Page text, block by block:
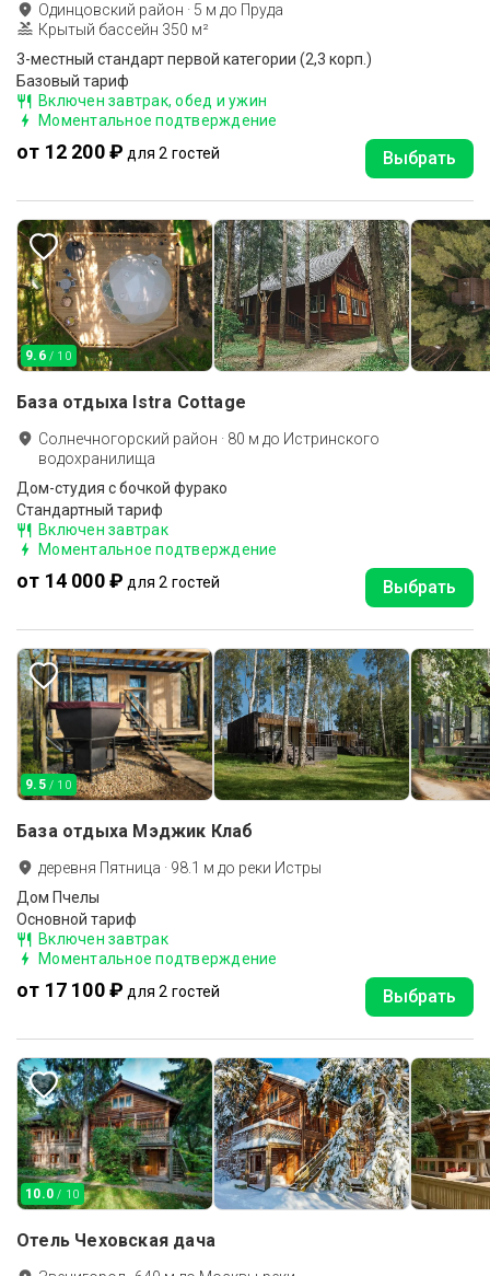
Одинцовский район · 5 м до Пруда
Крытый бассейн 350 м²
3-местный стандарт первой категории (2,3 корп.)
Базовый тариф
Включен завтрак, обед и ужин
Моментальное подтверждение
от 12 200 ₽ для 2 гостей Выбрать
9.6 / 10
База отдыха Istra Cottage
Солнечногорский район · 80 м до Истринского
водохранилища
Дом-студия с бочкой фурако
Стандартный тариф
Включен завтрак
Моментальное подтверждение
от 14 000 ₽ для 2 гостей Выбрать
9.5 / 10
База отдыха Мэджик Клаб
деревня Пятница · 98.1 м до реки Истры
Дом Пчелы
Основной тариф
Включен завтрак
Моментальное подтверждение
от 17 100 ₽ для 2 гостей Выбрать
10.0 / 10
Отель Чеховская дача